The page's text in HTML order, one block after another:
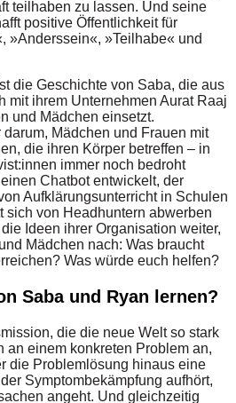
teilhaben zu lassen. Und seine
positive Öffentlichkeit für
»Anderssein«, »Teilhabe« und
die Geschichte von Saba, die aus
mit ihrem Unternehmen Aurat Raaj
und Mädchen einsetzt.
darum, Mädchen und Frauen mit
die ihren Körper betreffen – in
immer noch bedroht
Chatbot entwickelt, der
Aufklärungsunterricht in Schulen
sich von Headhuntern abwerben
Ideen ihrer Organisation weiter,
Mädchen nach: Was braucht
Was würde euch helfen?
Saba und Ryan lernen?
die die neue Welt so stark
an einem konkreten Problem an,
die Problemlösung hinaus eine
Symptombekämpfung aufhört,
angeht. Und gleichzeitig